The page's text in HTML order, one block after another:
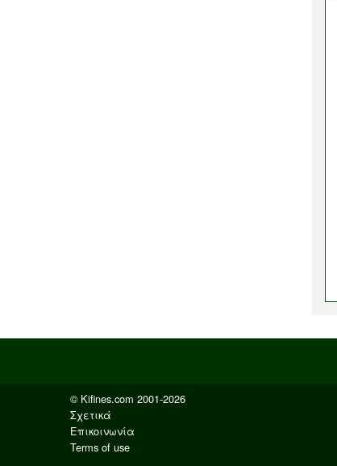
© Kifines.com 2001-2026
Σχετικά
Επικοινωνία
Terms of use